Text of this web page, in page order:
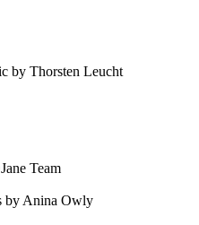
by Thorsten Leucht
Team
by Anina Owly